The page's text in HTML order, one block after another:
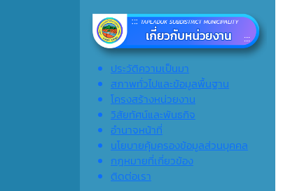
ประวัติความเป็นมา
สภาพทั่วไปและข้อมูลพื้นฐาน
โครงสร้างหน่วยงาน
วิสัยทัศน์และพันธกิจ
อำนาจหน้าที่
นโยบายคุ้มครองข้อมูลส่วนบุคคล
กฎหมายที่เกี่ยวข้อง
ติดต่อเรา